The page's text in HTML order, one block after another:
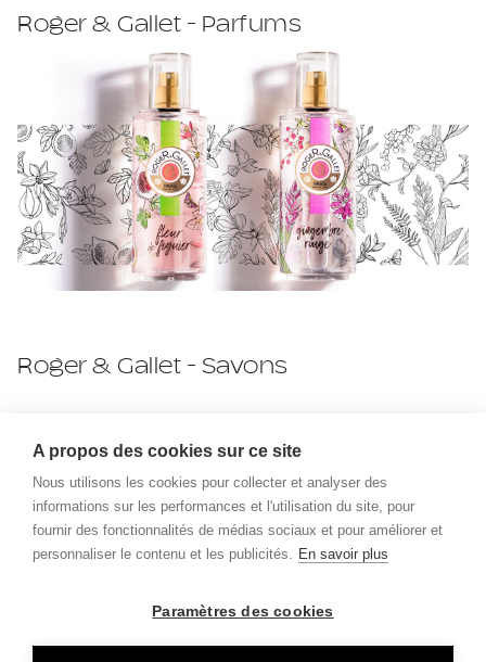
Roger & Gallet - Parfums
Roger & Gallet - Savons
CONTACTEZ-NOUS
A propos des cookies sur ce site
Nous utilisons les cookies pour collecter et analyser des
informations sur les performances et l'utilisation du site, pour
fournir des fonctionnalités de médias sociaux et pour améliorer et
personnaliser le contenu et les publicités. En savoir plus
Paramètres des cookies